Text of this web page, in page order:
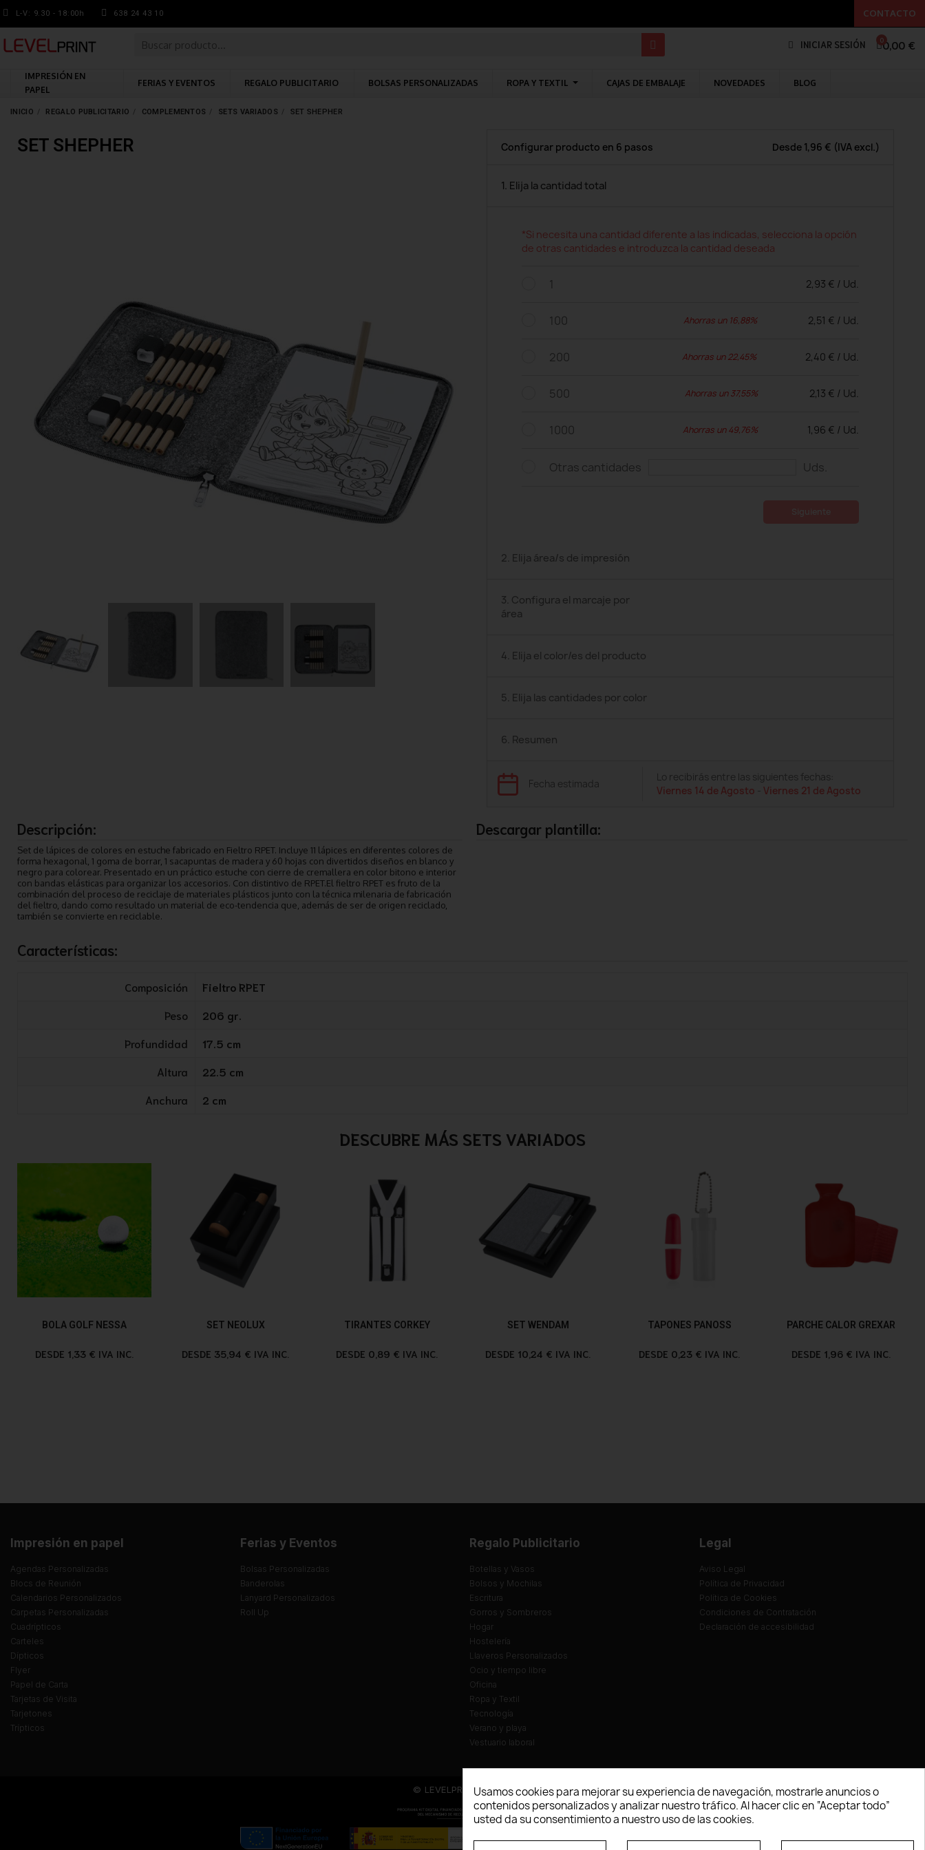
L-V: 9.30 - 18:00h 638 24 43 10 CONTACTO
INICIAR SESIÓN 0,00 €
IMPRESIÓN EN
PAPEL
FERIAS Y EVENTOS REGALO PUBLICITARIO BOLSAS PERSONALIZADAS ROPA Y TEXTIL CAJAS DE EMBALAJE NOVEDADES BLOG
INICIO REGALO PUBLICITARIO COMPLEMENTOS SETS VARIADOS SET SHEPHER
SET SHEPHER Configurar producto en 6 pasos Desde 1,96 € (IVA excl.)
1. Elija la cantidad total
*Si necesita una cantidad diferente a las indicadas, selecciona la opción
de otras cantidades e introduzca la cantidad deseada
1 2,93 € / Ud.
100 Ahorras un 16,88% 2,51 € / Ud.
200 Ahorras un 22,45% 2,40 € / Ud.
500 Ahorras un 37,55% 2,13 € / Ud.
1000 Ahorras un 49,76% 1,96 € / Ud.
Otras cantidades Uds.
2. Elija área/s de impresión
3. Configura el marcaje por
área
4. Elija el color/es del producto
5. Elija las cantidades por color
6. Resumen
Fecha estimada
Lo recibirás entre las siguientes fechas:
Viernes 14 de Agosto - Viernes 21 de Agosto
Descripción:
Set de lápices de colores en estuche fabricado en Fieltro RPET. Incluye 11 lápices en diferentes colores de
forma hexagonal, 1 goma de borrar, 1 sacapuntas de madera y 60 hojas con divertidos diseños en blanco y
negro para colorear. Presentado en un práctico estuche con cierre de cremallera en color bitono e interior
con bandas elásticas para organizar los accesorios. Con distintivo de RPET.El fieltro RPET es fruto de la
combinación del proceso de reciclaje de materiales plásticos junto con la técnica milenaria de fabricación
del fieltro, dando como resultado un material de eco-tendencia que, además de ser de origen reciclado,
también se convierte en reciclable.
Descargar plantilla:
Características:
Composición
Fieltro RPET
Peso
206 gr.
Profundidad
17.5 cm
Altura
22.5 cm
Anchura
2 cm
DESCUBRE MÁS SETS VARIADOS
BOLA GOLF NESSA
DESDE 1,33 € IVA INC.
SET NEOLUX
DESDE 35,94 € IVA INC.
TIRANTES CORKEY
DESDE 0,89 € IVA INC.
SET WENDAM
DESDE 10,24 € IVA INC.
TAPONES PANOSS
DESDE 0,23 € IVA INC.
PARCHE CALOR GREXAR
DESDE 1,96 € IVA INC.
Impresión en papel
Agendas Personalizadas
Blocs de Reunión
Calendarios Personalizados
Carpetas Personalizadas
Cuadrípticos
Carteles
Dípticos
Flyer
Papel de Carta
Tarjetas de Visita
Tarjetones
Trípticos
Ferias y Eventos
Bolsas Personalizadas
Banderolas
Lanyard Personalizados
Roll Up
Regalo Publicitario
Botellas y Vasos
Bolsos y Mochilas
Escritura
Gorros y Sombreros
Hogar
Hostelería
Llaveros Personalizados
Ocio y tiempo libre
Oficina
Ropa y Textil
Tecnología
Verano y playa
Vestuario laboral
Legal
Aviso Legal
Política de Privacidad
Política de Cookies
Condiciones de Contratación
Declaración de accesibilidad
© LEVELPRINT - 2026Usamos cookies para mejorar su experiencia de navegación, mostrarle anuncios o
contenidos personalizados y analizar nuestro tráfico. Al hacer clic en “Aceptar todo”
usted da su consentimiento a nuestro uso de las cookies.